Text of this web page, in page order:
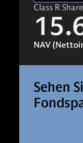
Class R
NAV
Sehen